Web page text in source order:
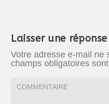
Laisser une réponse
Votre adresse e-mail ne
champs obligatoires